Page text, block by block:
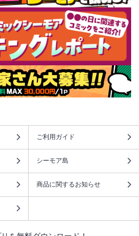
ご利用ガイド
シーモア島
商品に関するお知らせ